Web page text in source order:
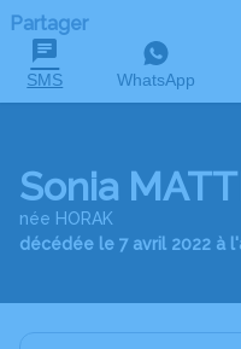
Partager
SMS WhatsApp
Sonia
née HORAK
décédée le 7 avril 2022 à